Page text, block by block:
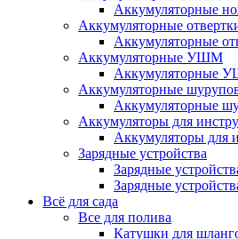
Аккумуляторные
Аккумуляторные
Аккумуляторные
Аккумуляторные УШМ
Аккумуляторные
Аккумуляторные
Аккумуляторные
Аккумуляторы для
Аккумуляторы для
Зарядные устройства
Зарядные
Зарядные
Всё для сада
Все для полива
Катушки для